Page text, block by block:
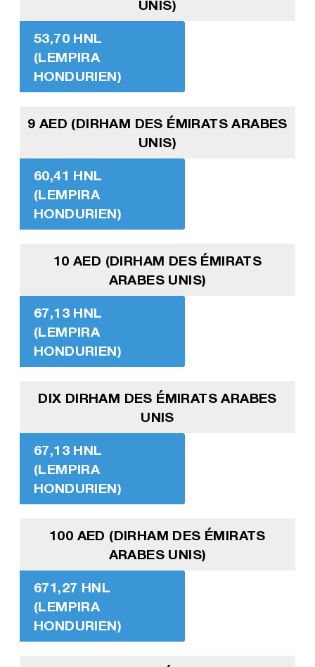
UNIS)
53,70 HNL
(LEMPIRA
HONDURIEN)
9 AED (DIRHAM DES ÉMIRATS ARABES
UNIS)
60,41 HNL
(LEMPIRA
HONDURIEN)
10 AED (DIRHAM DES ÉMIRATS
ARABES UNIS)
67,13 HNL
(LEMPIRA
HONDURIEN)
DIX DIRHAM DES ÉMIRATS ARABES
UNIS
67,13 HNL
(LEMPIRA
HONDURIEN)
100 AED (DIRHAM DES ÉMIRATS
ARABES UNIS)
671,27 HNL
(LEMPIRA
HONDURIEN)